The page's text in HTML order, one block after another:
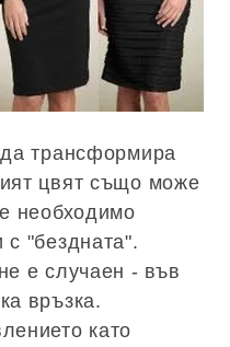
трансформира
цвят също може
необходимо
"бездната".
е случаен - във
връзка.
като